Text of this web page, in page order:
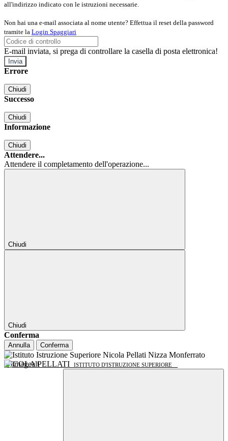
all'indirizzo indicato con le istruzioni necessarie.
Non hai una e-mail associata al nome utente? Effettua il reset della password
tramite la Login Spaggiari
E-mail inviata, si prega di controllare la casella di posta elettronica!
Errore
Chiudi
Successo
Chiudi
Informazione
Chiudi
Attendere...
Attendere il completamento dell'operazione...
Chiudi
Chiudi
Conferma
Annulla Conferma
NICOLA PELLATI ISTITUTO D'ISTRUZIONE SUPERIORE